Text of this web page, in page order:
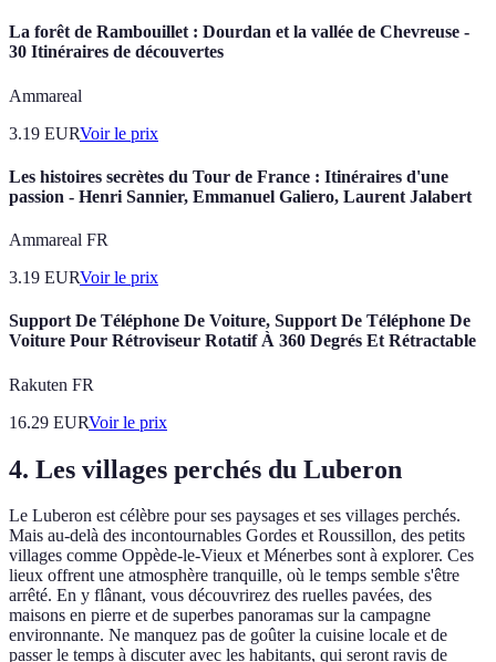
La forêt de Rambouillet : Dourdan et la vallée de Chevreuse -
30 Itinéraires de découvertes
Ammareal
3.19 EURVoir le prix
Les histoires secrètes du Tour de France : Itinéraires d'une
passion - Henri Sannier, Emmanuel Galiero, Laurent Jalabert
Ammareal FR
3.19 EURVoir le prix
Support De Téléphone De Voiture, Support De Téléphone De
Voiture Pour Rétroviseur Rotatif À 360 Degrés Et Rétractable
Rakuten FR
16.29 EURVoir le prix
4. Les villages perchés du Luberon
Le Luberon est célèbre pour ses paysages et ses villages perchés.
Mais au-delà des incontournables Gordes et Roussillon, des petits
villages comme Oppède-le-Vieux et Ménerbes sont à explorer. Ces
lieux offrent une atmosphère tranquille, où le temps semble s'être
arrêté. En y flânant, vous découvrirez des ruelles pavées, des
maisons en pierre et de superbes panoramas sur la campagne
environnante. Ne manquez pas de goûter la cuisine locale et de
passer le temps à discuter avec les habitants, qui seront ravis de